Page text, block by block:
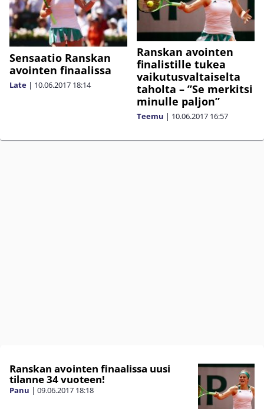
Sensaatio Ranskan
avointen finaalissa
Late | 10.06.2017 18:14
Ranskan avointen
finalistille tukea
vaikutusvaltaiselta
taholta – ”Se merkitsi
minulle paljon”
Teemu | 10.06.2017 16:57
Ranskan avointen finaalissa uusi
tilanne 34 vuoteen!
Panu | 09.06.2017 18:18